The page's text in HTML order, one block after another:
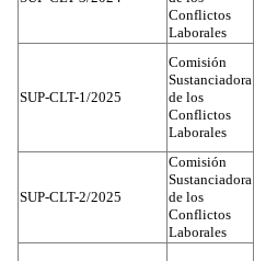
Conflictos
Laborales
SUP-CLT-1/2025
Comisión
Sustanciadora
de los
Conflictos
Laborales
SUP-CLT-2/2025
Comisión
Sustanciadora
de los
Conflictos
Laborales